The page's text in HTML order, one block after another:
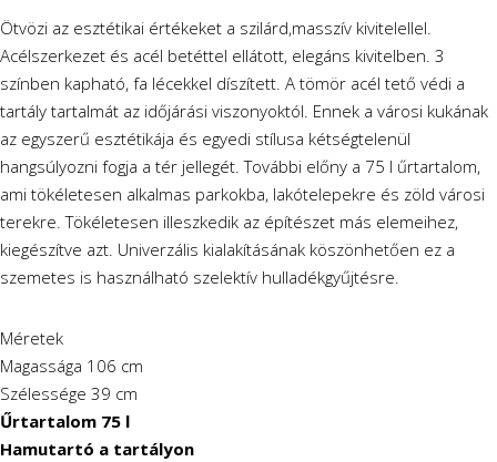
Ötvözi az esztétikai értékeket a szilárd,masszív kivitelellel.
Acélszerkezet és acél betéttel ellátott, elegáns kivitelben. 3
színben kapható, fa lécekkel díszített. A tömör acél tető védi a
tartály tartalmát az időjárási viszonyoktól. Ennek a városi kukának
az egyszerű esztétikája és egyedi stílusa kétségtelenül
hangsúlyozni fogja a tér jellegét. További előny a 75 l űrtartalom,
ami tökéletesen alkalmas parkokba, lakótelepekre és zöld városi
terekre. Tökéletesen illeszkedik az építészet más elemeihez,
kiegészítve azt. Univerzális kialakításának köszönhetően ez a
szemetes is használható szelektív hulladékgyűjtésre.
Méretek
Magassága 106 cm
Szélessége 39 cm
Űrtartalom 75 l
Hamutartó a tartályon